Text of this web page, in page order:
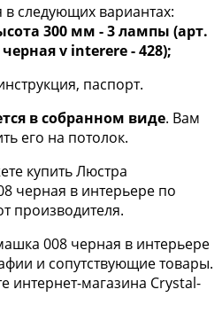
в следующих вариантах:
300 мм - 3 лампы (арт.
v interere - 428);
паспорт.
в собранном виде. Вам
его на потолок.
купить Люстра
черная в интерьере по
производителя.
008 черная в интерьере
и сопутствующие товары.
интернет-магазина Crystal-